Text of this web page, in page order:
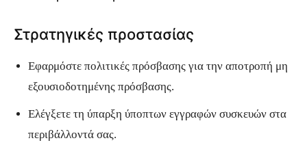
Στρατηγικές προστασίας
Εφαρμόστε πολιτικές πρόσβασης για την αποτροπή μη
εξουσιοδοτημένης πρόσβασης.
Ελέγξετε τη ύπαρξη ύποπτων εγγραφών συσκευών στα
περιβάλλοντά σας.